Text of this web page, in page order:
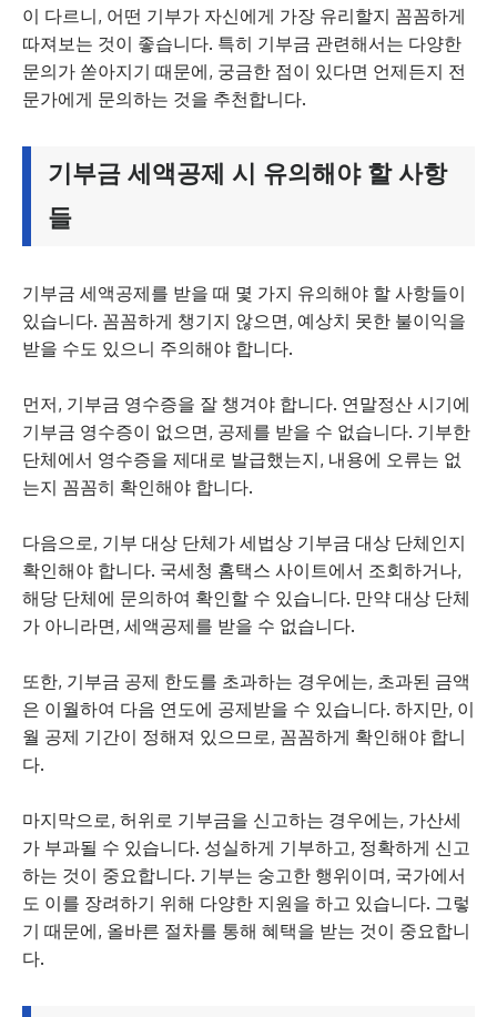
이 다르니, 어떤 기부가 자신에게 가장 유리할지 꼼꼼하게
따져보는 것이 좋습니다. 특히 기부금 관련해서는 다양한
문의가 쏟아지기 때문에, 궁금한 점이 있다면 언제든지 전
문가에게 문의하는 것을 추천합니다.
기부금 세액공제 시 유의해야 할 사항
들
기부금 세액공제를 받을 때 몇 가지 유의해야 할 사항들이
있습니다. 꼼꼼하게 챙기지 않으면, 예상치 못한 불이익을
받을 수도 있으니 주의해야 합니다.
먼저, 기부금 영수증을 잘 챙겨야 합니다. 연말정산 시기에
기부금 영수증이 없으면, 공제를 받을 수 없습니다. 기부한
단체에서 영수증을 제대로 발급했는지, 내용에 오류는 없
는지 꼼꼼히 확인해야 합니다.
다음으로, 기부 대상 단체가 세법상 기부금 대상 단체인지
확인해야 합니다. 국세청 홈택스 사이트에서 조회하거나,
해당 단체에 문의하여 확인할 수 있습니다. 만약 대상 단체
가 아니라면, 세액공제를 받을 수 없습니다.
또한, 기부금 공제 한도를 초과하는 경우에는, 초과된 금액
은 이월하여 다음 연도에 공제받을 수 있습니다. 하지만, 이
월 공제 기간이 정해져 있으므로, 꼼꼼하게 확인해야 합니
다.
마지막으로, 허위로 기부금을 신고하는 경우에는, 가산세
가 부과될 수 있습니다. 성실하게 기부하고, 정확하게 신고
하는 것이 중요합니다. 기부는 숭고한 행위이며, 국가에서
도 이를 장려하기 위해 다양한 지원을 하고 있습니다. 그렇
기 때문에, 올바른 절차를 통해 혜택을 받는 것이 중요합니
다.